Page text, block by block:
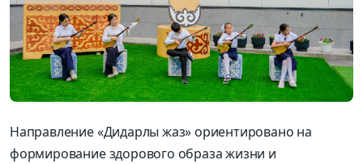
Направление «Дидарлы жаз» ориентировано на
формирование здорового образа жизни и